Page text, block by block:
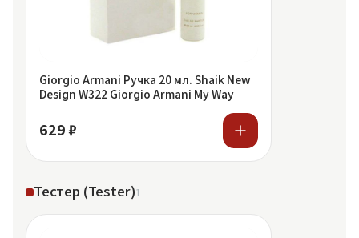
Giorgio Armani Ручка 20 мл. Shaik New
Design W322 Giorgio Armani My Way
629 ₽
Тестер (Tester)1